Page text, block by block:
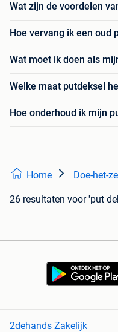
Wat zijn de voordelen
Hoe vervang ik een oud
Wat moet ik doen als
Welke maat putdeksel
Hoe onderhoud ik mijn
Home Doe-het-
26 resultaten voor 'put
2dehands Zakelijk